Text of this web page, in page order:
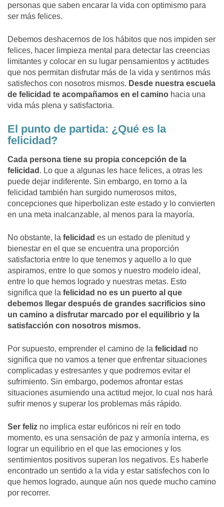
personas que saben encarar la vida con optimismo para
ser más felices.
Debemos deshacernos de los hábitos que nos impiden ser
felices, hacer limpieza mental para detectar las creencias
limitantes y colocar en su lugar pensamientos y actitudes
que nos permitan disfrutar más de la vida y sentirnos más
satisfechos con nosotros mismos. Desde nuestra escuela
de felicidad te acompañamos en el camino hacia una
vida más plena y satisfactoria.
El punto de partida: ¿Qué es la
felicidad?
Cada persona tiene su propia concepción de la
felicidad. Lo que a algunas les hace felices, a otras les
puede dejar indiferente. Sin embargo, en torno a la
felicidad también han surgido numerosos mitos,
concepciones que hiperbolizan este estado y lo convierten
en una meta inalcanzable, al menos para la mayoría.
No obstante, la felicidad es un estado de plenitud y
bienestar en el que se encuentra una proporción
satisfactoria entre lo que tenemos y aquello a lo que
aspiramos, entre lo que somos y nuestro modelo ideal,
entre lo que hemos logrado y nuestras metas. Esto
significa que la felicidad no es un puerto al que
debemos llegar después de grandes sacrificios sino
un camino a disfrutar marcado por el equilibrio y la
satisfacción con nosotros mismos.
Por supuesto, emprender el camino de la felicidad no
significa que no vamos a tener que enfrentar situaciones
complicadas y estresantes y que podremos evitar el
sufrimiento. Sin embargo, podemos afrontar estas
situaciones asumiendo una actitud mejor, lo cual nos hará
sufrir menos y superar los problemas más rápido.
Ser feliz no implica estar eufóricos ni reír en todo
momento, es una sensación de paz y armonía interna, es
lograr un equilibrio en el que las emociones y los
sentimientos positivos superan los negativos. Es haberle
encontrado un sentido a la vida y estar satisfechos con lo
que hemos logrado, aunque aún nos quede mucho camino
por recorrer.